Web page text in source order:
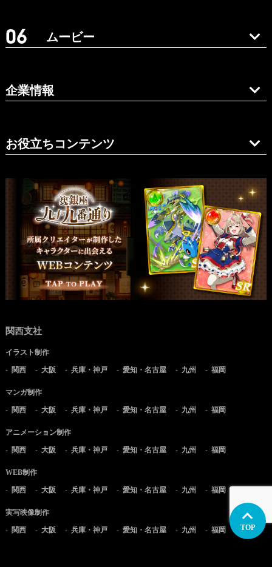
TOP
ムービー
企業情報
お役立ちコンテンツ
関西支社
イラスト制作
関西 大阪 兵庫・神戸 愛知・名古屋 九州 福岡
マンガ制作
関西 大阪 兵庫・神戸 愛知・名古屋 九州 福岡
アニメーション制作
関西 大阪 兵庫・神戸 愛知・名古屋 九州 福岡
WEB制作
関西 大阪 兵庫・神戸 愛知・名古屋 九州 福岡
実写映像制作
関西 大阪 兵庫・神戸 愛知・名古屋 九州 福岡